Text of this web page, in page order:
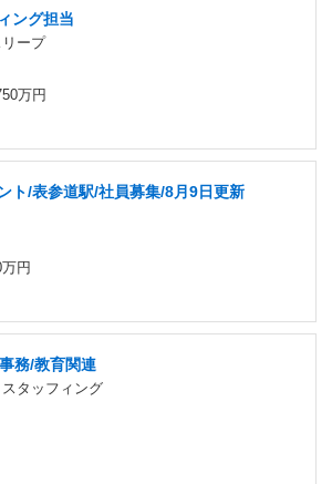
ング担当
ープ
万円
ト/表参道駅/社員募集/8月9日更新
円
務/教育関連
タッフィング